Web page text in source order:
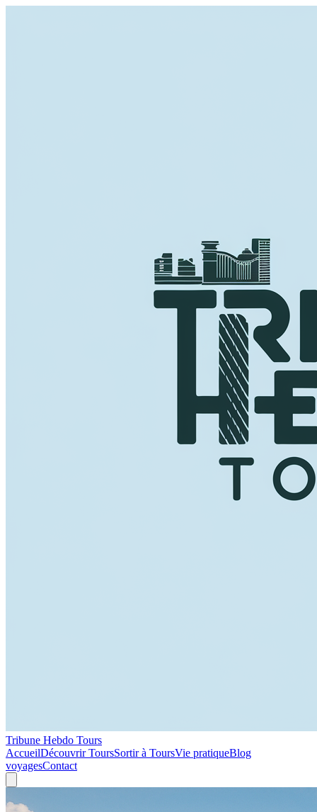
Tribune Hebdo Tours
AccueilDécouvrir ToursSortir à ToursVie pratiqueBlog
voyagesContact